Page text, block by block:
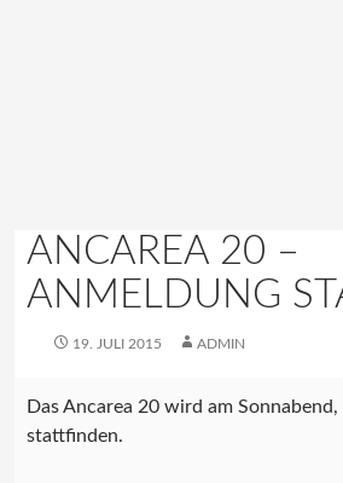
ANCAREA 20 –
ANMELDUNG
19. JULI 2015 ADMIN
Das Ancarea 20 wird am
stattfinden.